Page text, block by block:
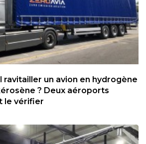
ravitailler un avion en hydrogène
? Deux aéroports
le vérifier